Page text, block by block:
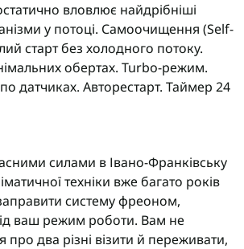
вловлює найдрібніші
у потоці. Самоочищення (Self-
старт без холодного потоку.
обертах. Turbo-режим.
датчиках. Авторестарт. Таймер 24
силами в Івано-Франківську
техніки вже багато років
систему фреоном,
ваш режим роботи. Вам не
два різні візити й переживати,